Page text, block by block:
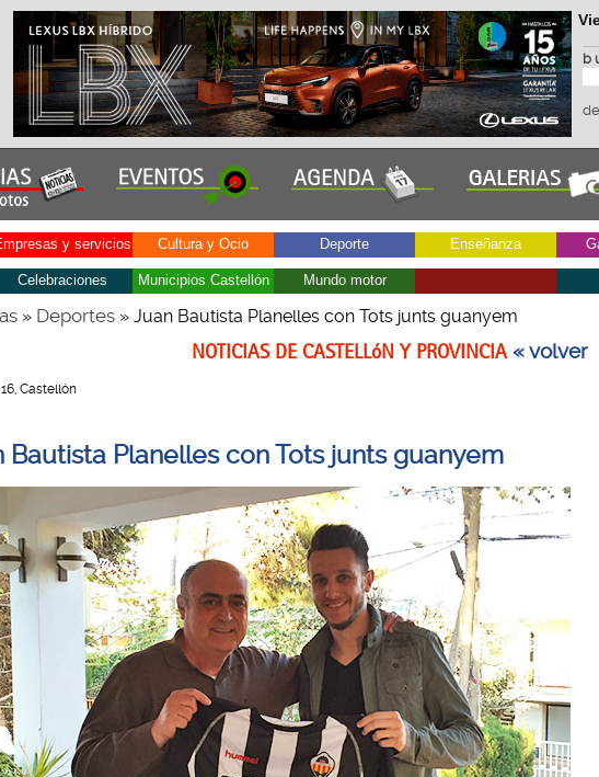
b
de
y servicios Cultura y Ocio Deporte Enseñanza
Celebraciones Municipios Castellón Mundo motor
» Deportes» Juan Bautista Planelles con Tots junts guanyem
NOTICIAS DE CASTELLóN Y PROVINCIA« volver
Castellón
Bautista Planelles con Tots junts guanyem